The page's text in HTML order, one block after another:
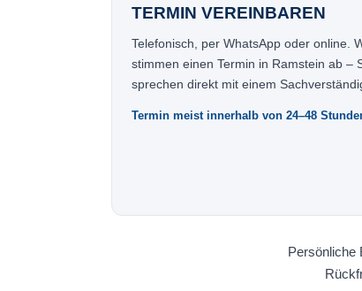
TERMIN VEREINBAREN
Telefonisch, per WhatsApp oder online.
stimmen einen Termin in Ramstein ab –
sprechen direkt mit einem
Termin meist innerhalb von 24–48
Persönliche